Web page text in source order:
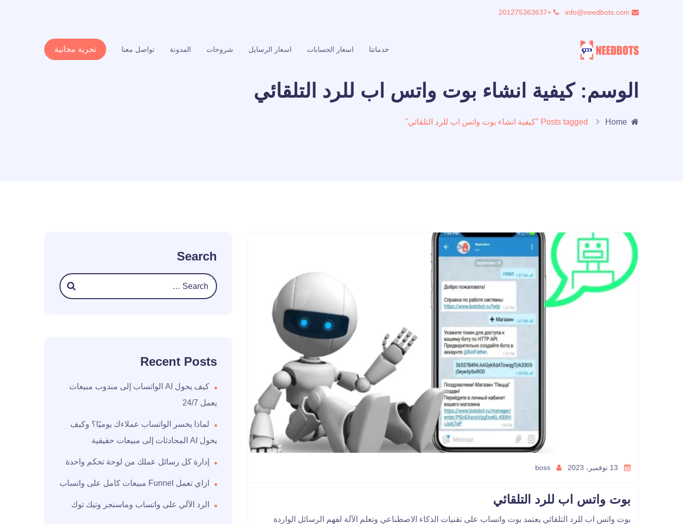
+201275363637
خدماتنا اسعار الحسابات اسعار الرسايل شروحات المدونة تواصل معنا تجربة مجانية
الوسم:كيفية انشاء بوت واتس اب للرد التلقائي
Home Posts tagged "كيفية انشاء بوت واتس اب للرد التلقائي"
13 نوفمبر، 2023
بوت واتس اب للرد التلقائي
بوت واتس اب للرد التلقائي يعتمد بوت واتساب على تقنيات الذكاء الاصطناعي وتعلم الآلة لفهم الرسائل الواردة
Search
Recent Posts
كيف يحول AI الواتساب إلى مندوب مبيعات
يعمل 24/7
لماذا يخسر الواتساب عملاءك يوميًا؟ وكيف
يحول AI المحادثات إلى مبيعات حقيقية
إدارة كل رسائل عملك من لوحة تحكم واحدة
ازاي تعمل Funnel مبيعات كامل على واتساب
الرد الآلي على واتساب وماسنجر وتيك توك